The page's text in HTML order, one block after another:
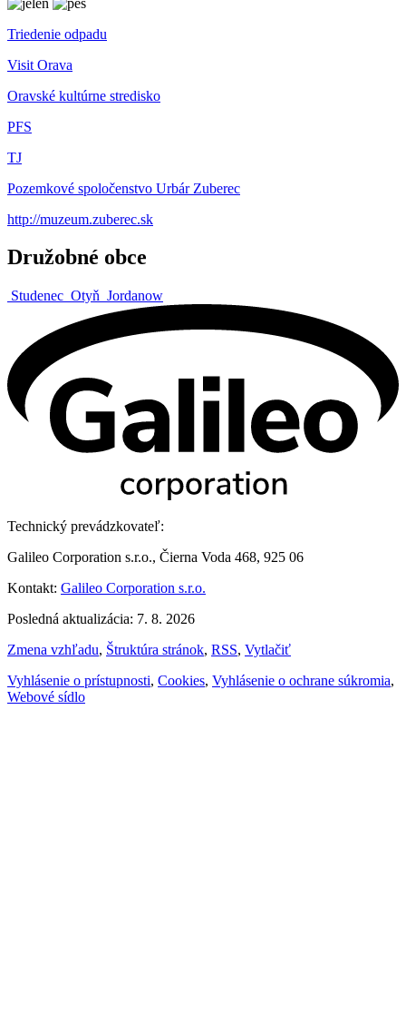
Triedenie odpadu
Visit Orava
Oravské kultúrne stredisko
PFS
TJ
Pozemkové spoločenstvo Urbár Zuberec
http://muzeum.zuberec.sk
Družobné obce
Studenec Otyň Jordanow
Technický prevádzkovateľ:
Galileo Corporation s.r.o., Čierna Voda 468, 925 06
Kontakt: Galileo Corporation s.r.o.
Posledná aktualizácia: 7. 8. 2026
Zmena vzhľadu, Štruktúra stránok, RSS, Vytlačiť
Vyhlásenie o prístupnosti, Cookies, Vyhlásenie o ochrane súkromia,
Webové sídlo